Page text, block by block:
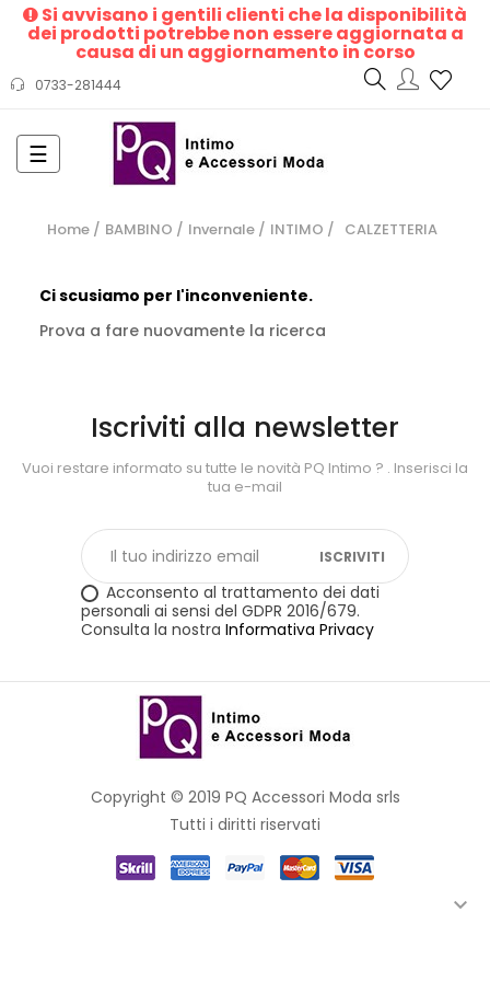
0733-281444
Si avvisano i gentili clienti che la disponibilità
dei prodotti potrebbe non essere aggiornata a
causa di un aggiornamento in corso
navigazione
Toggle
☰
Home BAMBINO Invernale INTIMO CALZETTERIA
Ci scusiamo per l'inconveniente.
Prova a fare nuovamente la ricerca
Iscriviti alla newsletter
Vuoi restare informato su tutte le novità PQ Intimo ? . Inserisci la
tua e-mail
ISCRIVITI
Acconsento al trattamento dei dati
personali ai sensi del GDPR 2016/679.
Consulta la nostra Informativa Privacy
Copyright © 2019 PQ Accessori Moda srls
Tutti i diritti riservati
